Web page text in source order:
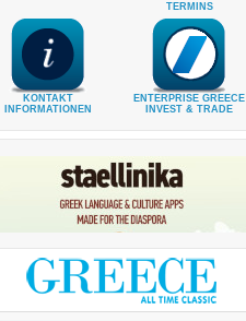
TERMINS
KONTAKT
INFORMATIONEN
ENTERPRISE GREECE
INVEST & TRADE